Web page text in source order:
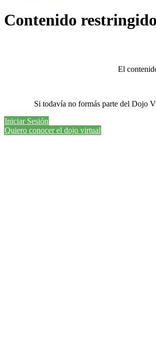
Contenido restringido
El
Si todavía no formás parte del Dojo
Iniciar Sesión
Quiero conocer el dojo virtual